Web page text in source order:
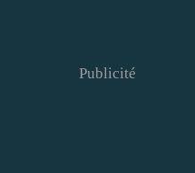
Publicité